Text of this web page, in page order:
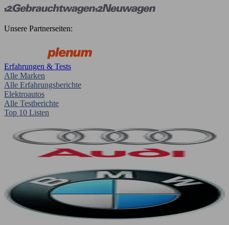
Unsere Partnerseiten:
Erfahrungen & Tests
Alle Marken
Alle Erfahrungsberichte
Elektroautos
Alle Testberichte
Top 10 Listen